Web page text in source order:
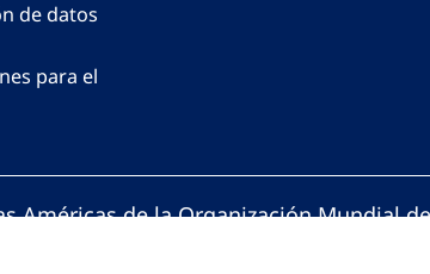
de datos
para el
Américas de la Organización Mundial